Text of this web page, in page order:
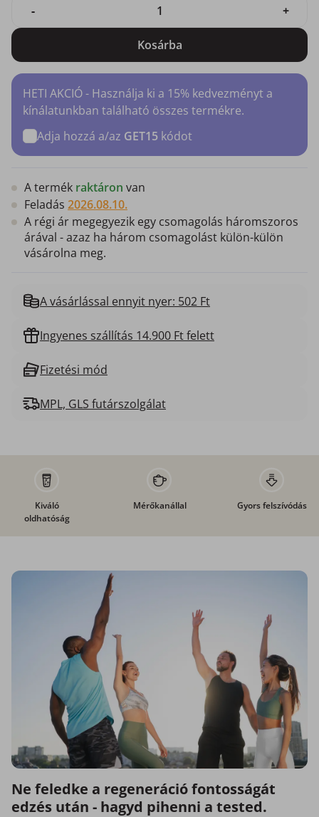
- +
Kosárba
HETI AKCIÓ - Használja ki a 15% kedvezményt a
kínálatunkban található összes termékre.
Adja hozzá a/az GET15 kódot
A termék raktáron van
Feladás 2026.08.10.
A régi ár megegyezik egy csomagolás háromszoros
árával - azaz ha három csomagolást külön-külön
vásárolna meg.
A vásárlással ennyit nyer: 502 Ft
Ingyenes szállítás 14.900 Ft felett
Fizetési mód
MPL, GLS futárszolgálat
Kiváló
oldhatóság
Mérőkanállal Gyors felszívódás
Ne feledke a regeneráció fontosságát
edzés után - hagyd pihenni a tested.